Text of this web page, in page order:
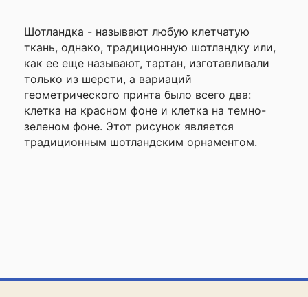
Шотландка - называют любую клетчатую
ткань, однако, традиционную шотландку или,
как ее еще называют, тартан, изготавливали
только из шерсти, а вариаций
геометрического принта было всего два:
клетка на красном фоне и клетка на темно-
зеленом фоне. Этот рисунок является
традиционным шотландским орнаментом.